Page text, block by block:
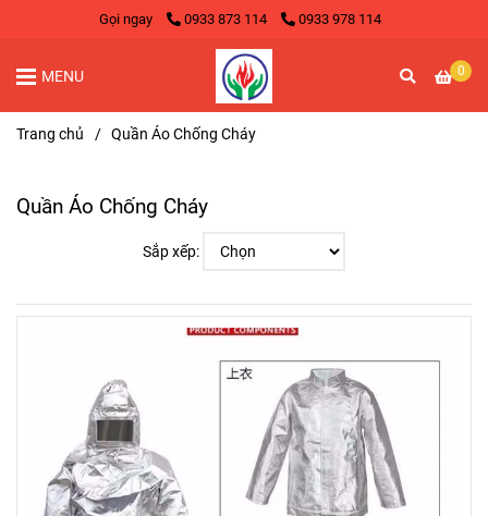
Gọi ngay 0933 873 114 0933 978 114
0
MENU
Trang chủ / Quần Áo Chống Cháy
Quần Áo Chống Cháy
Sắp xếp: